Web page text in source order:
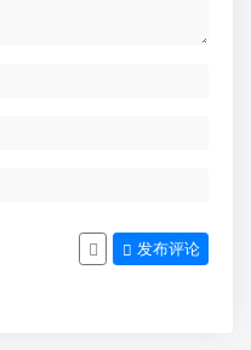
发布评论